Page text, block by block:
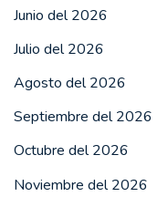
Junio del 2026
Julio del 2026
Agosto del 2026
Septiembre del 2026
Octubre del 2026
Noviembre del 2026